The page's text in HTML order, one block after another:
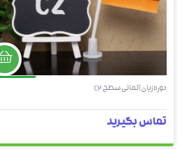
دوره زبان آلمانی سطح C2
حضوری
تماس بگیرید